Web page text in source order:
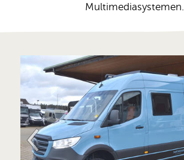
Multimediasystemen.